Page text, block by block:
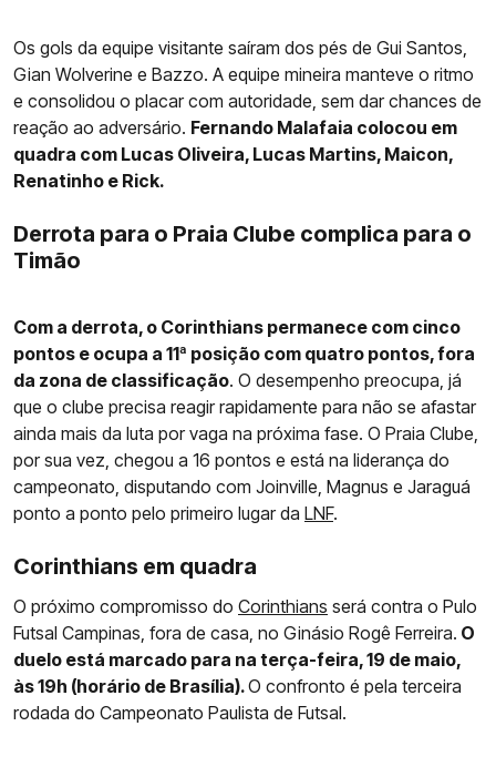
Os gols da equipe visitante saíram dos pés de Gui Santos,
Gian Wolverine e Bazzo. A equipe mineira manteve o ritmo
e consolidou o placar com autoridade, sem dar chances de
reação ao adversário. Fernando Malafaia colocou em
quadra com Lucas Oliveira, Lucas Martins, Maicon,
Renatinho e Rick.
Derrota para o Praia Clube complica para o
Timão
Com a derrota, o Corinthians permanece com cinco
pontos e ocupa a 11ª posição com quatro pontos, fora
da zona de classificação. O desempenho preocupa, já
que o clube precisa reagir rapidamente para não se afastar
ainda mais da luta por vaga na próxima fase. O Praia Clube,
por sua vez, chegou a 16 pontos e está na liderança do
campeonato, disputando com Joinville, Magnus e Jaraguá
ponto a ponto pelo primeiro lugar da LNF.
Corinthians em quadra
O próximo compromisso do Corinthians será contra o Pulo
Futsal Campinas, fora de casa, no Ginásio Rogê Ferreira. O
duelo está marcado para na terça-feira, 19 de maio,
às 19h (horário de Brasília).O confronto é pela terceira
rodada do Campeonato Paulista de Futsal.